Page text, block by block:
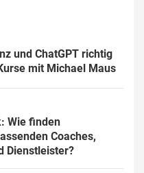
und ChatGPT richtig
mit Michael Maus
Wie finden
Coaches,
Dienstleister?